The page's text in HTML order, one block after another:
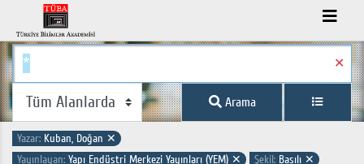
✕
Arama
Yazar: Kuban, Doğan ✕
Yayınlayan: Yapı Endüstri Merkezi Yayınları (YEM) ✕ Şekil: Basılı ✕